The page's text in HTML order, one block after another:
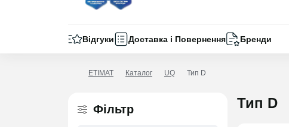
Відгуки Доставка і Повернення Бренди
ETIMAT Каталог UQ Тип D
Фільтр Тип D